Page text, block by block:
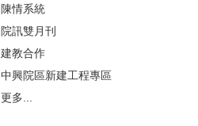
陳情系統
院訊雙月刊
建教合作
中興院區新建工程專區
更多...